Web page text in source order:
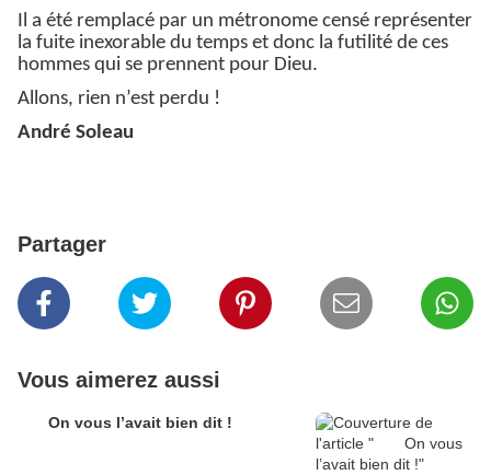
Il a été remplacé par un métronome censé représenter
la fuite inexorable du temps et donc la futilité de ces
hommes qui se prennent pour Dieu.
Allons, rien n’est perdu !
André Soleau
Partager
Vous aimerez aussi
On vous l’avait bien dit !